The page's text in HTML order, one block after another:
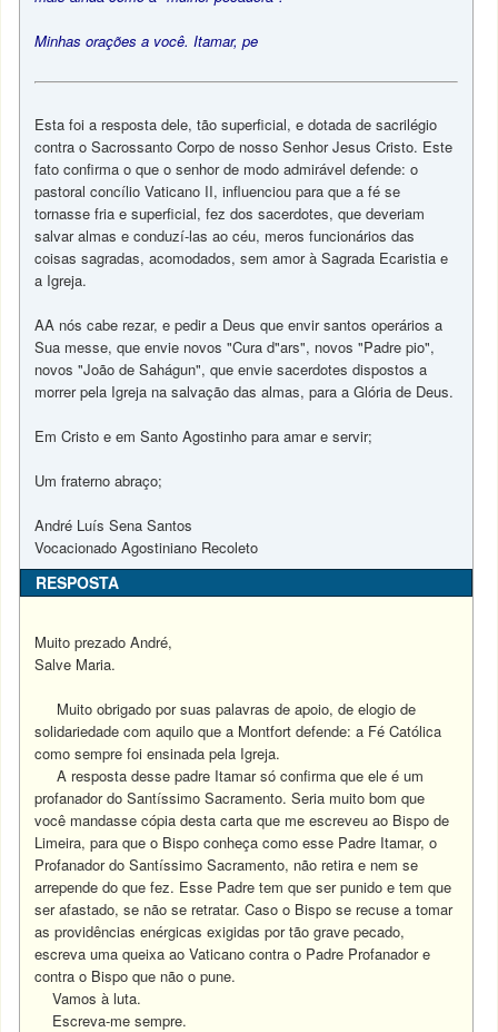
Minhas orações a você. Itamar, pe
Esta foi a resposta dele, tão superficial, e dotada de sacrilégio
contra o Sacrossanto Corpo de nosso Senhor Jesus Cristo. Este
fato confirma o que o senhor de modo admirável defende: o
pastoral concílio Vaticano II, influenciou para que a fé se
tornasse fria e superficial, fez dos sacerdotes, que deveriam
salvar almas e conduzí-las ao céu, meros funcionários das
coisas sagradas, acomodados, sem amor à Sagrada Ecaristia e
a Igreja.
AA nós cabe rezar, e pedir a Deus que envir santos operários a
Sua messe, que envie novos "Cura d"ars", novos "Padre pio",
novos "João de Sahágun", que envie sacerdotes dispostos a
morrer pela Igreja na salvação das almas, para a Glória de Deus.
Em Cristo e em Santo Agostinho para amar e servir;
Um fraterno abraço;
André Luís Sena Santos
Vocacionado Agostiniano Recoleto
RESPOSTA
Muito prezado André,
Salve Maria.
Muito obrigado por suas palavras de apoio, de elogio de
solidariedade com aquilo que a Montfort defende: a Fé Católica
como sempre foi ensinada pela Igreja.
A resposta desse padre Itamar só confirma que ele é um
profanador do Santíssimo Sacramento. Seria muito bom que
você mandasse cópia desta carta que me escreveu ao Bispo de
Limeira, para que o Bispo conheça como esse Padre Itamar, o
Profanador do Santíssimo Sacramento, não retira e nem se
arrepende do que fez. Esse Padre tem que ser punido e tem que
ser afastado, se não se retratar. Caso o Bispo se recuse a tomar
as providências enérgicas exigidas por tão grave pecado,
escreva uma queixa ao Vaticano contra o Padre Profanador e
contra o Bispo que não o pune.
Vamos à luta.
Escreva-me sempre.